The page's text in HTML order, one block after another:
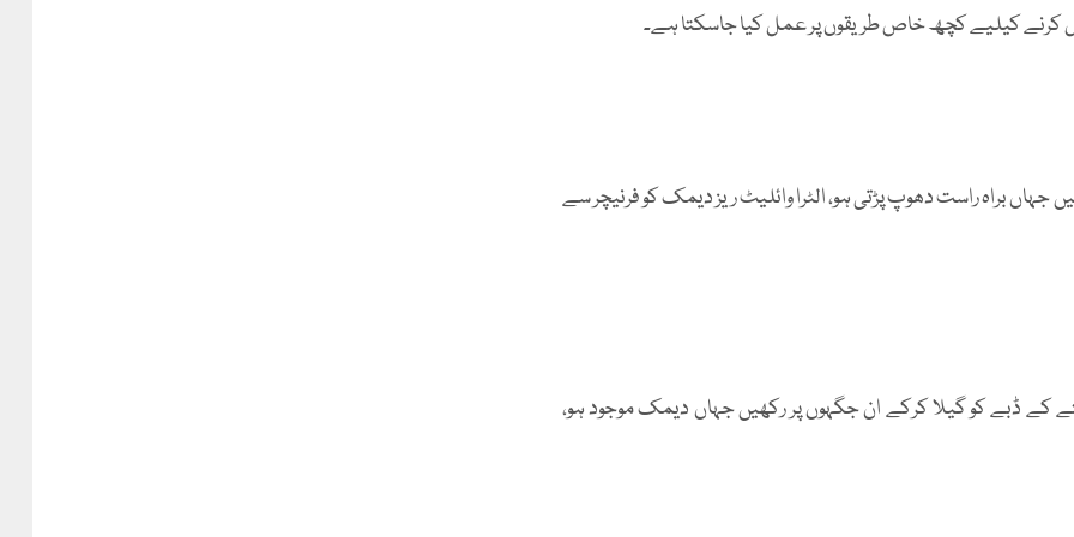
کیلیے کچھ خاص طریقوں پر عمل کیا جاسکتا ہے۔
براہ راست دھوپ پڑتی ہو، الٹرا وائلیٹ ریز دیمک کو فرنیچر سے
ڈبے کو گیلا کرکے ان جگہوں پر رکھیں جہاں دیمک موجود ہو،